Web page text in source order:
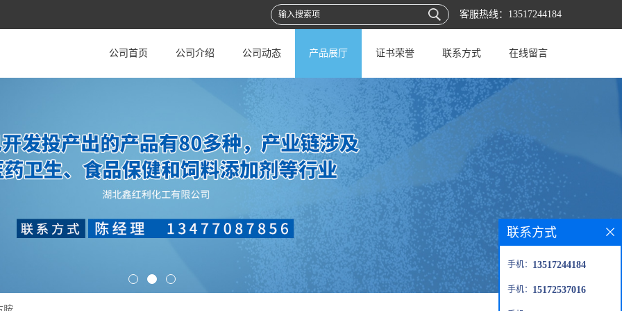
客服热线： 13517244184
公司首页 公司介绍 公司动态 产品展厅 证书荣誉 联系方式 在线留言
联系方式
手机： 13517244184
手机： 15172537016